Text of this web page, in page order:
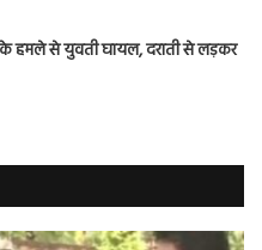
के हमले से युवती घायल, दराती से लड़कर